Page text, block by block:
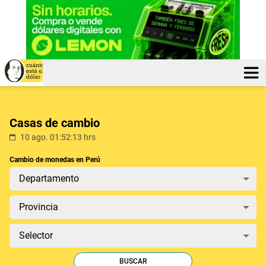
Casas de cambio
10 ago. 01:52:13 hrs
Cambio de monedas en Perú
Departamento
Provincia
Selector
BUSCAR